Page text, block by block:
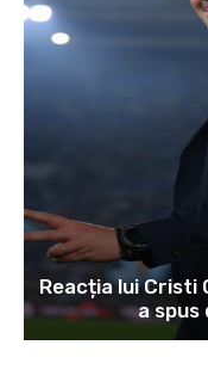
Reacția lui Cristi
a spus